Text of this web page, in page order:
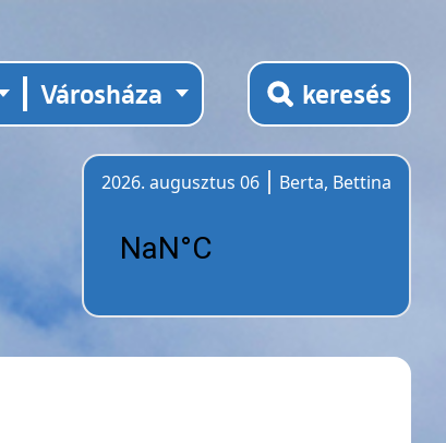
Városháza keresés
2026. augusztus 06
Berta, Bettina